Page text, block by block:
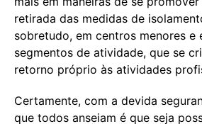
retirada das medidas de
sobretudo, em centros menores e
segmentos de atividade, que se
retorno próprio às atividades
Certamente, com a devida
que todos anseiam é que seja